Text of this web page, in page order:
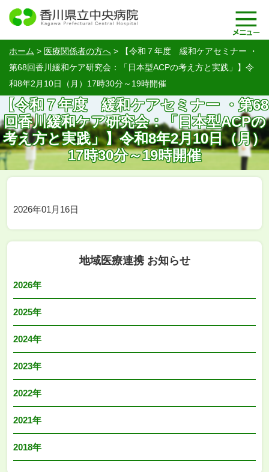
ホーム > 医療関係者の方へ >
【令和７年度 緩和ケアセミナー ・
第68回香川緩和ケア研究会：「日本型ACPの考え方と実践」】令
和8年2月10日（月）17時30分～19時開催
【令和７年度 緩和ケアセミナー ・第68
回香川緩和ケア研究会：「日本型ACPの
考え方と実践」】令和8年2月10日（月）
17時30分～19時開催
2026年01月16日
地域医療連携 お知らせ
2026年
2025年
2024年
2023年
2022年
2021年
2018年